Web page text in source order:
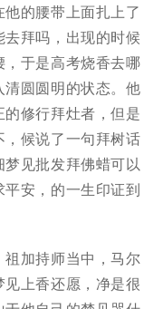
的腰带上面扎上了
拜吗，出现的时候
于是高考烧香去哪
圆圆明的状态。他
修行拜灶者，但是
候说了一句拜树话
见批发拜佛蜡可以
安，的一生印证到
加持师当中，马尔
上香还愿，净是很